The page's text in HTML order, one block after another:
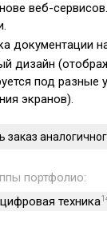
веб-
документации
дизайн
под разные
экранов).
заказ
портфолио:
техника